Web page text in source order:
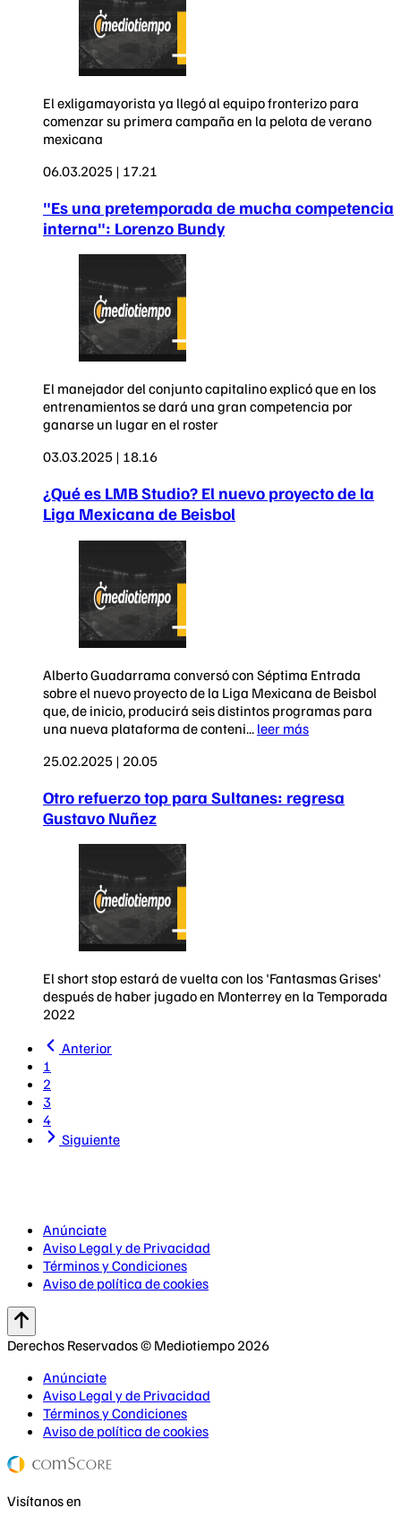
El exligamayorista ya llegó al equipo fronterizo para
comenzar su primera campaña en la pelota de verano
mexicana
06.03.2025 | 17.21
"Es una pretemporada de mucha competencia
interna": Lorenzo Bundy
El manejador del conjunto capitalino explicó que en los
entrenamientos se dará una gran competencia por
ganarse un lugar en el roster
03.03.2025 | 18.16
¿Qué es LMB Studio? El nuevo proyecto de la
Liga Mexicana de Beisbol
Alberto Guadarrama conversó con Séptima Entrada
sobre el nuevo proyecto de la Liga Mexicana de Beisbol
que, de inicio, producirá seis distintos programas para
una nueva plataforma de conteni... leer más
25.02.2025 | 20.05
Otro refuerzo top para Sultanes: regresa
Gustavo Nuñez
El short stop estará de vuelta con los 'Fantasmas Grises'
después de haber jugado en Monterrey en la Temporada
2022
Anterior
1
2
3
4
Siguiente
Anúnciate
Aviso Legal y de Privacidad
Términos y Condiciones
Aviso de política de cookies
Derechos Reservados © Mediotiempo 2026
Anúnciate
Aviso Legal y de Privacidad
Términos y Condiciones
Aviso de política de cookies
Visítanos en